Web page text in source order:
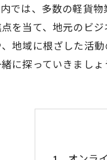
では、多数の軽貨
を当て、地元のビ
地域に根ざした活
に探っていきまし